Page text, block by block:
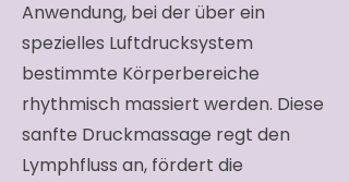
Anwendung, bei der über ein
spezielles Luftdrucksystem
bestimmte Körperbereiche
rhythmisch massiert werden. Diese
sanfte Druckmassage regt den
Lymphfluss an, fördert die